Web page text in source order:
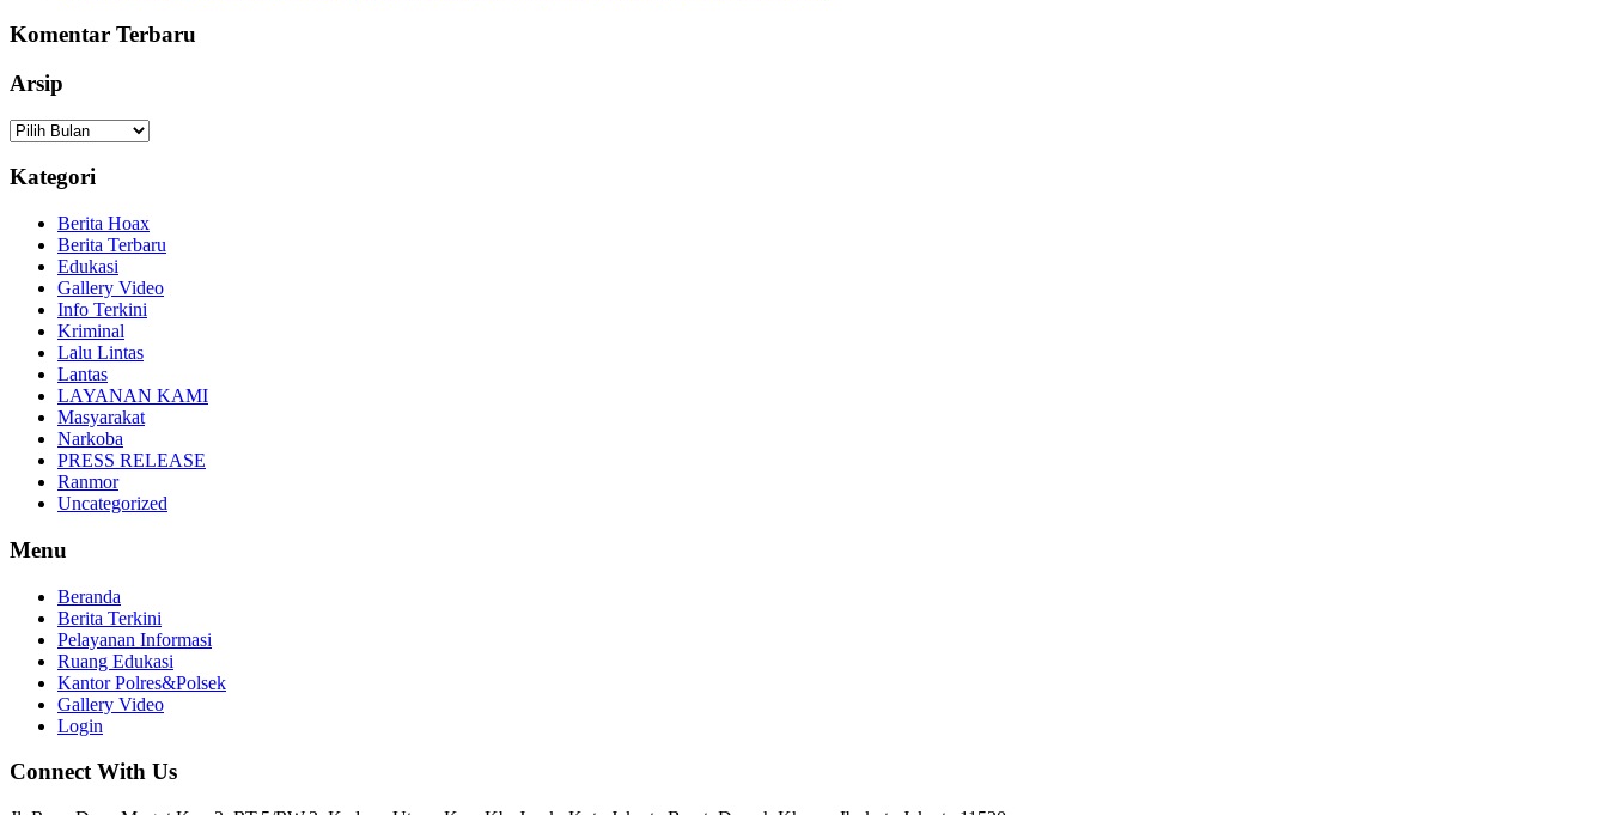
Komentar Terbaru
Arsip
Arsip
Kategori
Berita Hoax
Berita Terbaru
Edukasi
Gallery Video
Info Terkini
Kriminal
Lalu Lintas
Lantas
LAYANAN KAMI
Masyarakat
Narkoba
PRESS RELEASE
Ranmor
Uncategorized
Menu
Beranda
Berita Terkini
Pelayanan Informasi
Ruang Edukasi
Kantor Polres&Polsek
Gallery Video
Login
Connect With Us